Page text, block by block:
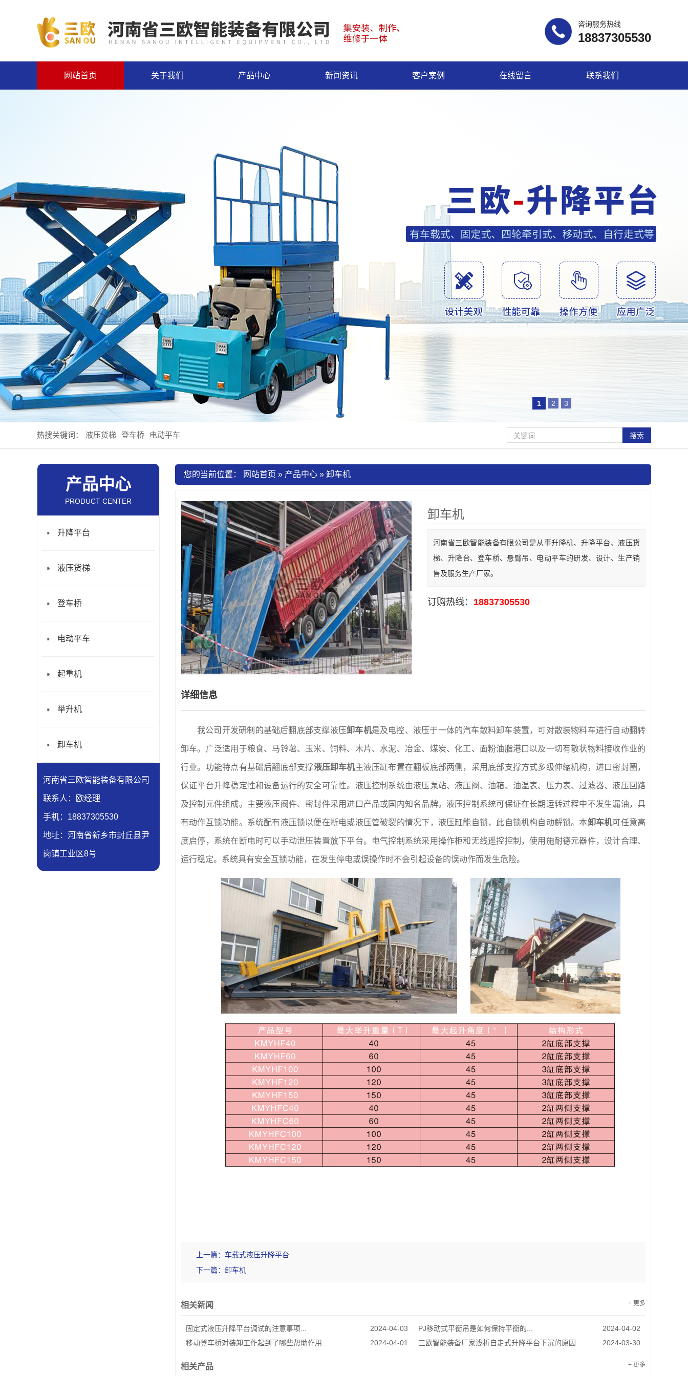
咨询服务热线
18837305530
网站首页 关于我们 产品中心 新闻资讯 客户案例 在线留言 联系我们
1 2 3
热搜关键词： 液压货梯 登车桥 电动平车
您的当前位置： 网站首页 » 产品中心 » 卸车机
卸车机
河南省三欧智能装备有限公司是从事升降机、升降平台、液压货
梯、升降台、登车桥、悬臂吊、电动平车的研发、设计、生产销
售及服务生产厂家。
订购热线： 18837305530
详细信息
我公司开发研制的基础后翻底部支撑液压卸车机是及电控、液压于一体的汽车散料卸车装置，可对散装物料车进行自动翻转
卸车。广泛适用于粮食、马铃薯、玉米、饲料、木片、水泥、冶金、煤炭、化工、面粉油脂港口以及一切有散状物料接收作业的
行业。功能特点有基础后翻底部支撑液压卸车机主液压缸布置在翻板底部两侧，采用底部支撑方式多级伸缩机构，进口密封圈，
保证平台升降稳定性和设备运行的安全可靠性。液压控制系统由液压泵站、液压阀、油箱、油温表、压力表、过滤器、液压回路
及控制元件组成。主要液压阀件、密封件采用进口产品或国内知名品牌。液压控制系统可保证在长期运转过程中不发生漏油，具
有动作互锁功能。系统配有液压锁以便在断电或液压管破裂的情况下，液压缸能自锁，此自锁机构自动解锁。本卸车机可任意高
度启停，系统在断电时可以手动泄压装置放下平台。电气控制系统采用操作柜和无线遥控控制，使用施耐德元器件，设计合理、
运行稳定。系统具有安全互锁功能，在发生停电或误操作时不会引起设备的误动作而发生危险。
上一篇： 车载式液压升降平台
下一篇： 卸车机
相关新闻 + 更多
2024-04-03
固定式液压升降平台调试的注意事项... 2024-04-02
PJ移动式平衡吊是如何保持平衡的...
2024-04-01
移动登车桥对装卸工作起到了哪些帮助作用... 2024-03-30
三欧智能装备厂家浅析自走式升降平台下沉的原因...
相关产品 + 更多
产品中心
PRODUCT CENTER
升降平台
液压货梯
登车桥
电动平车
起重机
举升机
卸车机
河南省三欧智能装备有限公司
联系人：欧经理
手机：18837305530
地址：河南省新乡市封丘县尹
岗镇工业区8号